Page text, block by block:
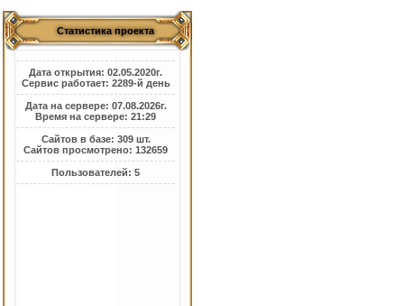
Статистика проекта
Дата открытия: 02.05.2020г.
Сервис работает: 2289-й день
Дата на сервере: 07.08.2026г.
Время на сервере: 21:29
Сайтов в базе: 309 шт.
Сайтов просмотрено: 132659
Пользователей: 5